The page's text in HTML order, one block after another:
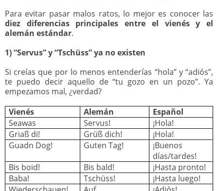
Para evitar pasar malos ratos, lo mejor es conocer las
diez diferencias principales entre el vienés y el
alemán estándar.
1) “Servus” y “Tschüss” ya no existen
Si creías que por lo menos entenderías “hola” y “adiós”,
te puedo decir aquello de “tu gozo en un pozo”. Ya
empezamos mal, ¿verdad?
Vienés
Alemán
Español
Seawas
Servus!
¡Hola!
Griaß di!
Grüß dich!
¡Hola!
Guadn Dog!
Guten Tag!
¡Buenos
días/tardes!
Bis boid!
Bis bald!
¡Hasta pronto!
Baba!
Tschüss!
¡Hasta luego!